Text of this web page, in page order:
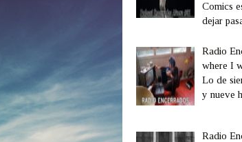
Comics
dejar
Radio
where I
Lo de
y nueve
Radio